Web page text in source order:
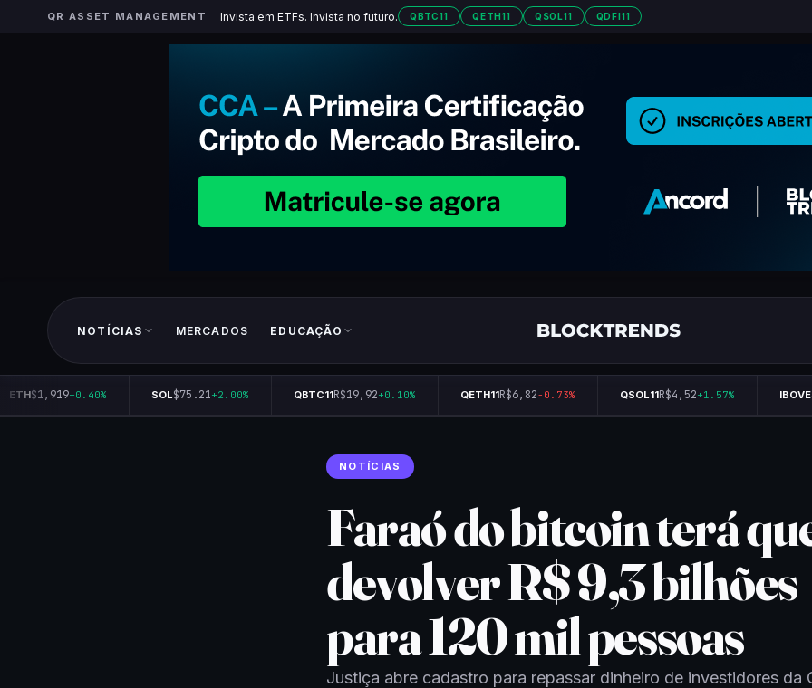
QR ASSET MANAGEMENT Invista em ETFs. Invista no futuro. QBTC11 QETH11 QSOL11 QDFI11
NOTÍCIAS MERCADOS EDUCAÇÃO
$1,919+0.40% SOL$75.21 +2.00% QBTC11R$19,92 +0.10% QETH11R$6,82 -0.73% QSOL11R$4,52 +1.57%
NOTÍCIAS
Faraó do bitcoin terá
devolver R$ 9,3 bilhões
para 120 mil pessoas
Justiça abre cadastro para repassar dinheiro de investidores da